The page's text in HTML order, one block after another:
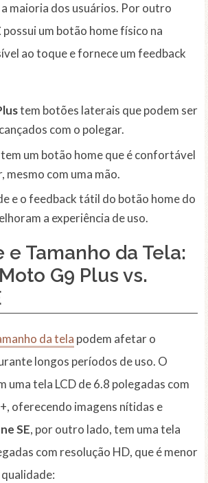
maioria dos usuários. Por outro
possui um botão home físico na
ao toque e fornece um feedback
tem botões laterais que podem ser
com o polegar.
tem um botão home que é confortável
mesmo com uma mão.
e o feedback tátil do botão home do
a experiência de uso.
e Tamanho da Tela:
G9 Plus vs.
da tela podem afetar o
longos períodos de uso. O
uma tela LCD de 6.8 polegadas com
oferecendo imagens nítidas e
SE, por outro lado, tem uma tela
com resolução HD, que é menor